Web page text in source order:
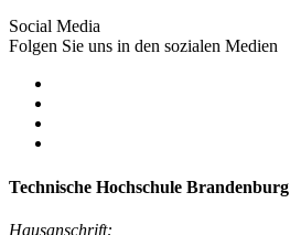
Social Media
Folgen Sie uns in den sozialen Medien
Technische Hochschule Brandenburg
Hausanschrift: